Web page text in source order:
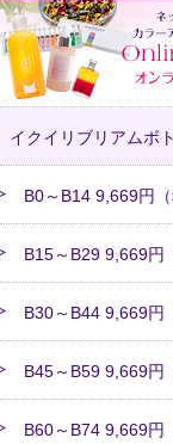
イクイリブリアムボ
B0～B14 9,669円（
B15～B29 9,669円
B30～B44 9,669円
B45～B59 9,669円
B60～B74 9,669円